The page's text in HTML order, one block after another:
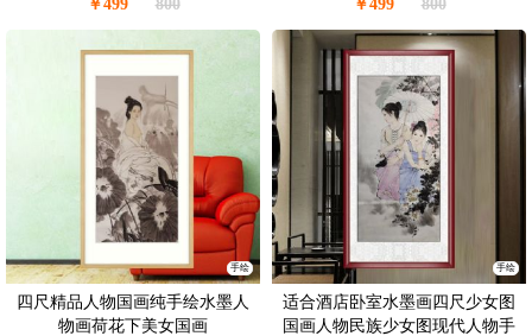
￥499 800 ￥499 800
手绘
四尺精品人物国画纯手绘水墨人
物画荷花下美女国画
手绘
适合酒店卧室水墨画四尺少女图
国画人物民族少女图现代人物手